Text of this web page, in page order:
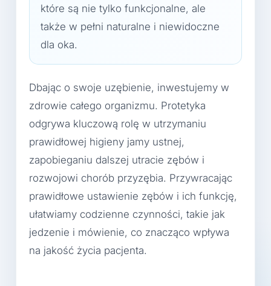
które są nie tylko funkcjonalne, ale
także w pełni naturalne i niewidoczne
dla oka.
Dbając o swoje uzębienie, inwestujemy w
zdrowie całego organizmu. Protetyka
odgrywa kluczową rolę w utrzymaniu
prawidłowej higieny jamy ustnej,
zapobieganiu dalszej utracie zębów i
rozwojowi chorób przyzębia. Przywracając
prawidłowe ustawienie zębów i ich funkcję,
ułatwiamy codzienne czynności, takie jak
jedzenie i mówienie, co znacząco wpływa
na jakość życia pacjenta.